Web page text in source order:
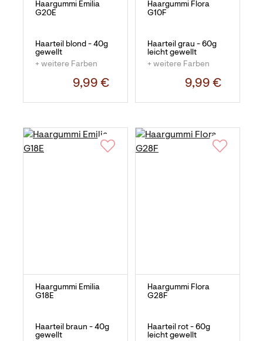
Haargummi Emilia
G20E
Haarteil blond - 40g
gewellt
+ weitere Farben
9,99 €
Haargummi Flora
G10F
Haarteil grau - 60g
leicht gewellt
+ weitere Farben
9,99 €
Haargummi Emilia
G18E
Haarteil braun - 40g
gewellt
Haargummi Flora
G28F
Haarteil rot - 60g
leicht gewellt